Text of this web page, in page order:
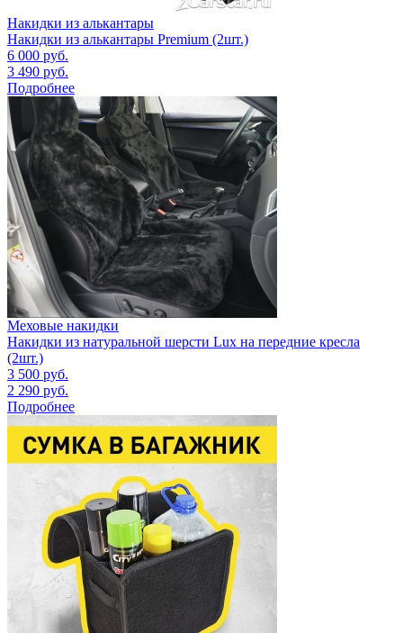
Накидки из алькантары
Накидки из алькантары Premium (2шт.)
6 000 руб.
3 490 руб.
Подробнее
Меховые накидки
Накидки из натуральной шерсти Lux на передние кресла
(2шт.)
3 500 руб.
2 290 руб.
Подробнее